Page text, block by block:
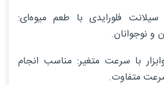
سیلانت فلورایدی با طعم میوه‌ای:
و نوجوانان.
با سرعت متغیر: مناسب انجام
متفاوت.